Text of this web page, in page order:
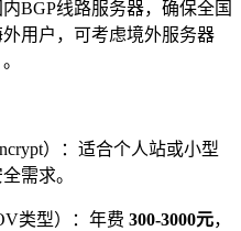
BGP线路服务器，确保全国
用户，可考虑境外服务器
）：适合个人站或小型
需求。
类型）：年费 300-3000元，